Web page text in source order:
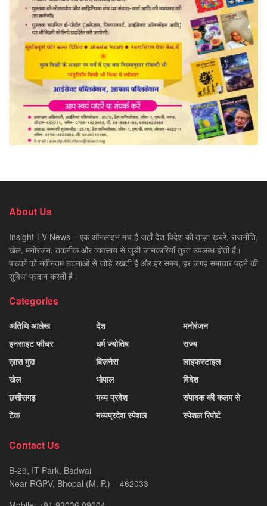
About Us
Insight TV News – एक ऑनलाइन मंच है जहाँ देश-विदेश की ताज़ा ख़बरें, राजनीति,
खेल, मनोरंजन, तकनीक और व्यवसाय से जुड़ी जानकारियाँ तुरंत उपलब्ध होती हैं।
पाठकों को नवीनतम घटनाओं से जोड़े रखती है और हर समय, हर जगह समाचार पढ़ने की
सुविधा प्रदान करती है।
Categories
अतिथि आलेख
इनसाइट फीचर
ख़ास मुद्दा
खेल
छत्तीसगढ़
टेक
देश
धर्म ज्योतिष
बिज़नेस
भोपाल
मध्य प्रदेश
मध्यप्रदेश स्पेशल
मनोरंजन
राज्य
लाइफस्टाइल
विदेश
संपादक की कलम से
स्पेशल रिपोर्ट
Contact Us
B-29, IT Park, Badwai
Near RGPV, Bhopal (M. P.) – 462033